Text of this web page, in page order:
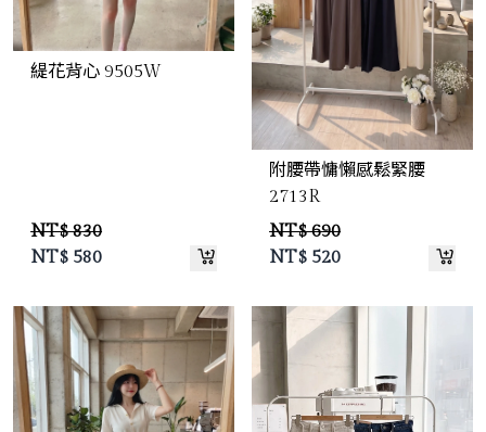
緹花背心 9505W
NT$ 830
NT$ 580
附腰帶慵懶感鬆緊腰
2713R
NT$ 690
NT$ 520